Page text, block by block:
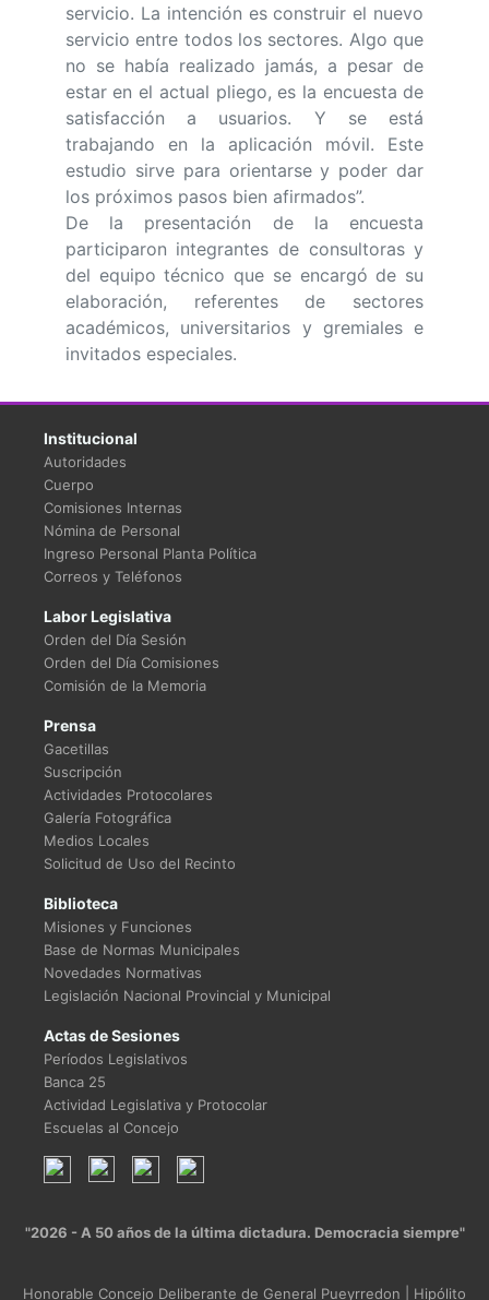
servicio. La intención es construir el nuevo
servicio entre todos los sectores. Algo que
no se había realizado jamás, a pesar de
estar en el actual pliego, es la encuesta de
satisfacción a usuarios. Y se está
trabajando en la aplicación móvil. Este
estudio sirve para orientarse y poder dar
los próximos pasos bien afirmados”.
De la presentación de la encuesta
participaron integrantes de consultoras y
del equipo técnico que se encargó de su
elaboración, referentes de sectores
académicos, universitarios y gremiales e
invitados especiales.
Institucional
Autoridades
Cuerpo
Comisiones Internas
Nómina de Personal
Ingreso Personal Planta Política
Correos y Teléfonos
Labor Legislativa
Orden del Día Sesión
Orden del Día Comisiones
Comisión de la Memoria
Prensa
Gacetillas
Suscripción
Actividades Protocolares
Galería Fotográfica
Medios Locales
Solicitud de Uso del Recinto
Biblioteca
Misiones y Funciones
Base de Normas Municipales
Novedades Normativas
Legislación Nacional Provincial y Municipal
Actas de Sesiones
Períodos Legislativos
Banca 25
Actividad Legislativa y Protocolar
Escuelas al Concejo
"2026 - A 50 años de la última dictadura. Democracia siempre"
Honorable Concejo Deliberante de General Pueyrredon | Hipólito